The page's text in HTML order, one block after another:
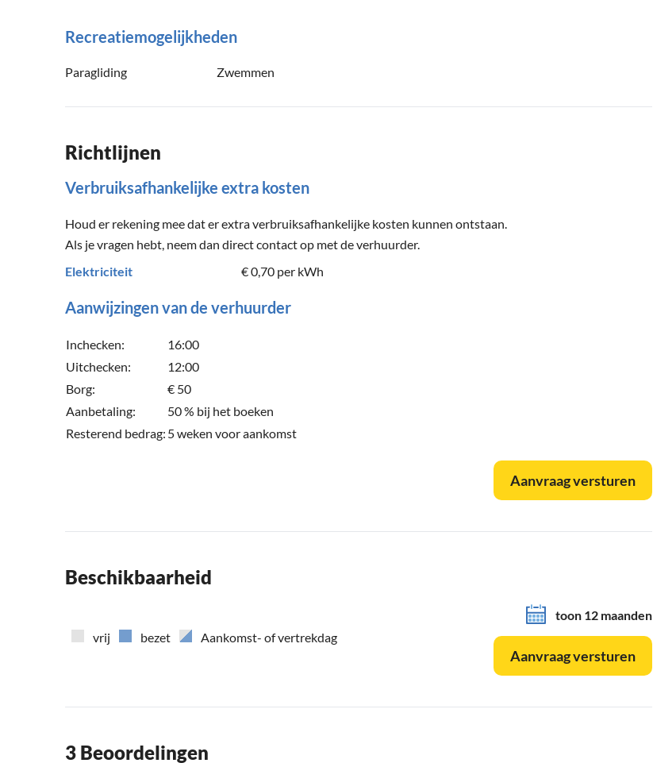
Recreatiemogelijkheden
Paragliding Zwemmen
Richtlijnen
Verbruiksafhankelijke extra kosten
Houd er rekening mee dat er extra verbruiksafhankelijke kosten kunnen ontstaan.
Als je vragen hebt, neem dan direct contact op met de verhuurder.
Elektriciteit
€ 0,70 per kWh
Aanwijzingen van de verhuurder
Inchecken:
16:00
Uitchecken:
12:00
Borg:
€ 50
Aanbetaling:
50 % bij het boeken
Resterend bedrag: 5 weken voor aankomst
Aanvraag versturen
Beschikbaarheid
toon 12 maanden
vrij
bezet Aankomst- of vertrekdag
Aanvraag versturen
3 Beoordelingen